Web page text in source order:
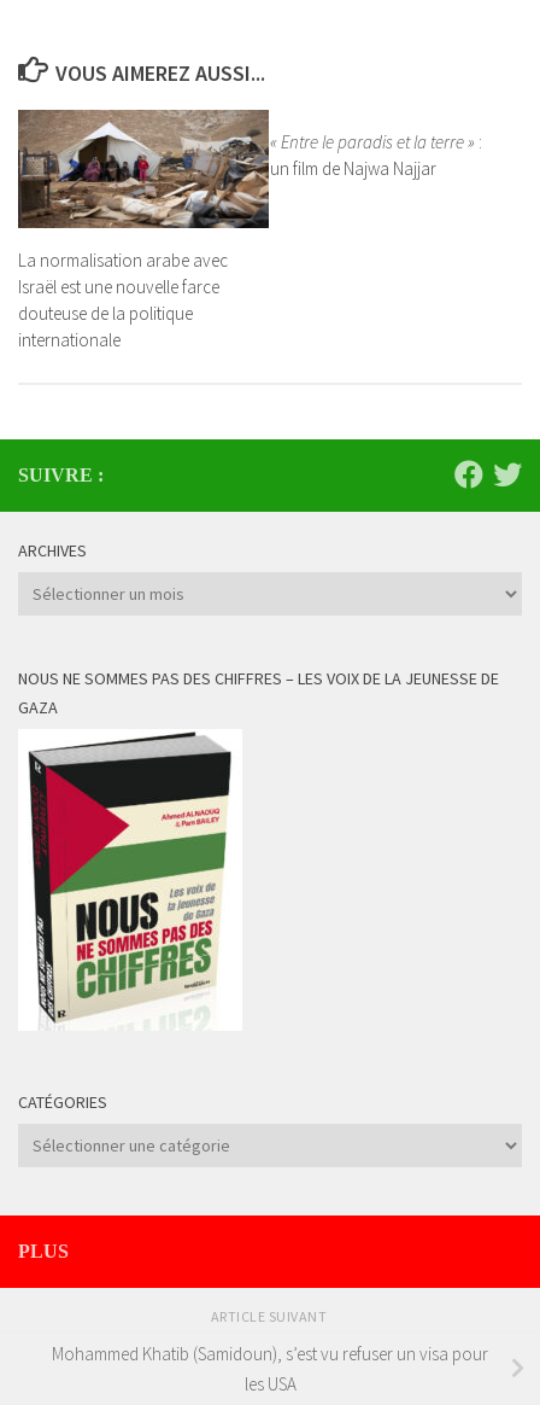
VOUS AIMEREZ AUSSI...
La normalisation arabe avec
Israël est une nouvelle farce
douteuse de la politique
internationale
« Entre le paradis et la terre » :
un film de Najwa Najjar
SUIVRE :
ARCHIVES
Archives
NOUS NE SOMMES PAS DES CHIFFRES – LES VOIX DE LA JEUNESSE DE
GAZA
CATÉGORIES
Catégories
PLUS
ARTICLE SUIVANT
Mohammed Khatib (Samidoun), s’est vu refuser un visa pour
les USA